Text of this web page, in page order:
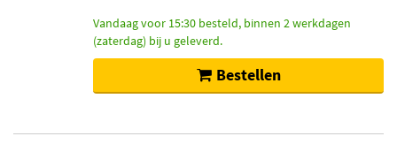
Vandaag voor 15:30 besteld, binnen 2 werkdagen
(zaterdag) bij u geleverd.
Bestellen